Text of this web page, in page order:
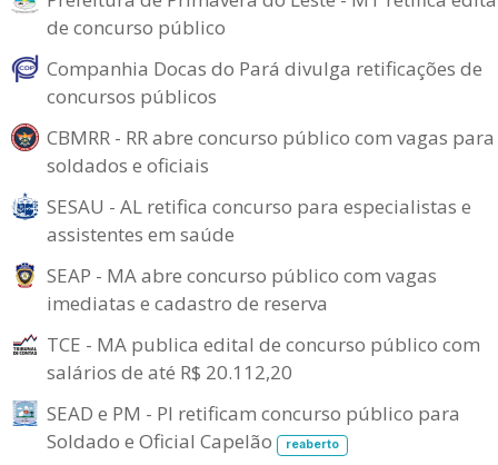
de concurso público
Companhia Docas do Pará divulga retificações de
concursos públicos
CBMRR - RR abre concurso público com vagas para
soldados e oficiais
SESAU - AL retifica concurso para especialistas e
assistentes em saúde
SEAP - MA abre concurso público com vagas
imediatas e cadastro de reserva
TCE - MA publica edital de concurso público com
salários de até R$ 20.112,20
SEAD e PM - PI retificam concurso público para
Soldado e Oficial Capelão
reaberto